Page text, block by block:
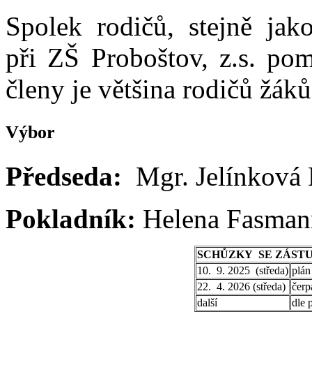
Spolek rodičů, stejně
při ZŠ Proboštov, z.s.
členy je většina rodičů
Výbor
Předseda: Mgr. Jelínková
Pokladník: Helena
SCHŮZKY SE
10. 9. 2025 (středa)
22. 4. 2026 (středa)
další
dle